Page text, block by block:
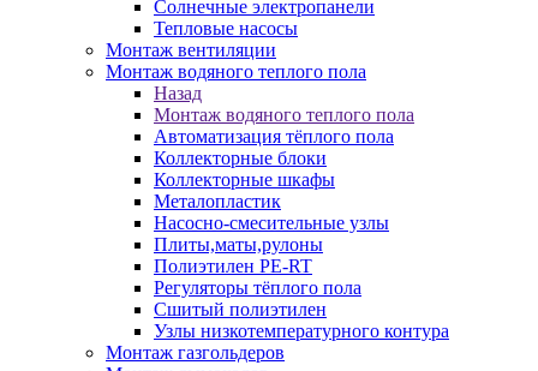
Солнечные электропанели
Тепловые насосы
Монтаж вентиляции
Монтаж водяного теплого пола
Назад
Монтаж водяного теплого пола
Автоматизация тёплого пола
Коллекторные блоки
Коллекторные шкафы
Металопластик
Насосно-смесительные узлы
Плиты,маты,рулоны
Полиэтилен PE-RT
Регуляторы тёплого пола
Сшитый полиэтилен
Узлы низкотемпературного контура
Монтаж газгольдеров